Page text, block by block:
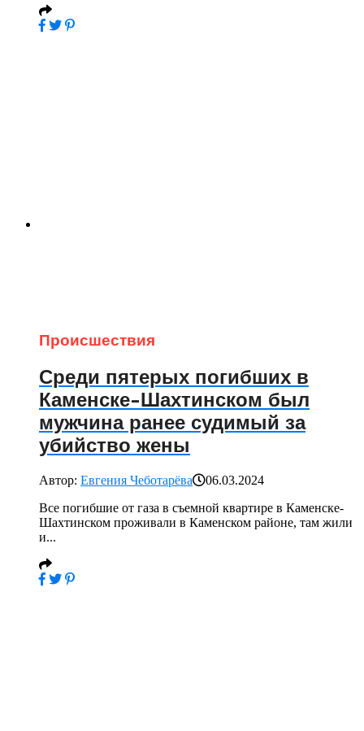
Происшествия
Среди пятерых погибших в
Каменске-Шахтинском был
мужчина ранее судимый за
убийство жены
Автор: Евгения Чеботарёва
06.03.2024
Все погибшие от газа в съемной квартире в Каменске-
Шахтинском проживали в Каменском районе, там жили
и...